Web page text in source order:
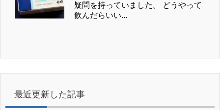
疑問を持っていました。 どうやって
飲んだらいい...
最近更新した記事